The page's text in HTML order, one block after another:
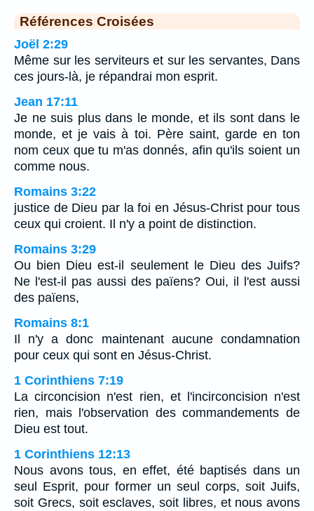
Références Croisées
Joël 2:29
Même sur les serviteurs et sur les servantes, Dans
ces jours-là, je répandrai mon esprit.
Jean 17:11
Je ne suis plus dans le monde, et ils sont dans le
monde, et je vais à toi. Père saint, garde en ton
nom ceux que tu m'as donnés, afin qu'ils soient un
comme nous.
Romains 3:22
justice de Dieu par la foi en Jésus-Christ pour tous
ceux qui croient. Il n'y a point de distinction.
Romains 3:29
Ou bien Dieu est-il seulement le Dieu des Juifs?
Ne l'est-il pas aussi des païens? Oui, il l'est aussi
des païens,
Romains 8:1
Il n'y a donc maintenant aucune condamnation
pour ceux qui sont en Jésus-Christ.
1 Corinthiens 7:19
La circoncision n'est rien, et l'incirconcision n'est
rien, mais l'observation des commandements de
Dieu est tout.
1 Corinthiens 12:13
Nous avons tous, en effet, été baptisés dans un
seul Esprit, pour former un seul corps, soit Juifs,
soit Grecs, soit esclaves, soit libres, et nous avons